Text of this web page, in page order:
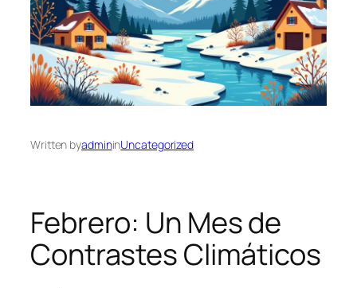
Written byadmininUncategorized
Febrero: Un Mes de
Contrastes Climáticos